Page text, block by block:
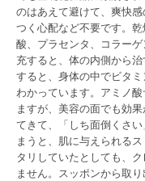
のはあえて避けて、爽快
つく心配など不要です。
酸、プラセンタ、コラー
充すると、体の内側から
すると、身体の中でビタ
わかっています。アミノ
ますが、美容の面でも効
てきて、「しち面倒くさ
まうと、肌に与えられる
タリしていたとしても、
ません。スッポンから取